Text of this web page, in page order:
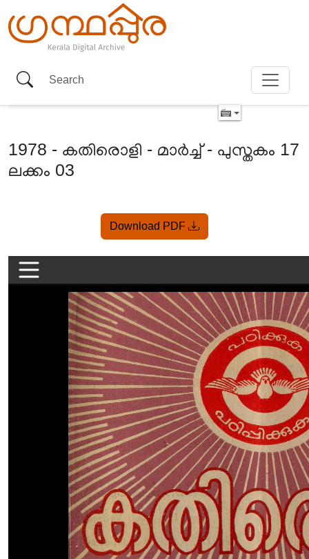
1978 - കതിരൊളി - മാർച്ച് - പുസ്തകം 17
ലക്കം 03
Download PDF